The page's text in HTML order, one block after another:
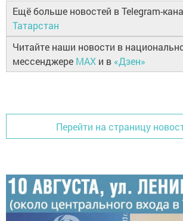
Ещё больше новостей в Telegram-
Татарстан
Читайте наши новости в
мессенджере MAX и в «Дзен»
Перейти на страницу